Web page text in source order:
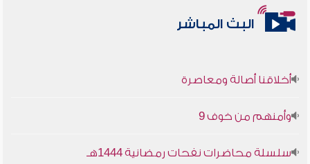
البث المباشر
أخلاقنا أصالة ومعاصرة
وأمنهم من خوف 9
سلسلة محاضرات نفحات رمضانية 1444هـ